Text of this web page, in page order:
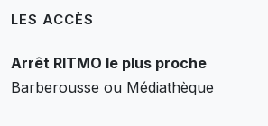
LES ACCÈS
Arrêt RITMO le plus proche
Barberousse ou Médiathèque